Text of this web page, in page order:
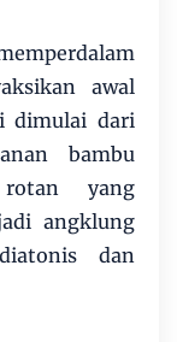
awal
dimulai dari
bambu
yang
angklung
dan